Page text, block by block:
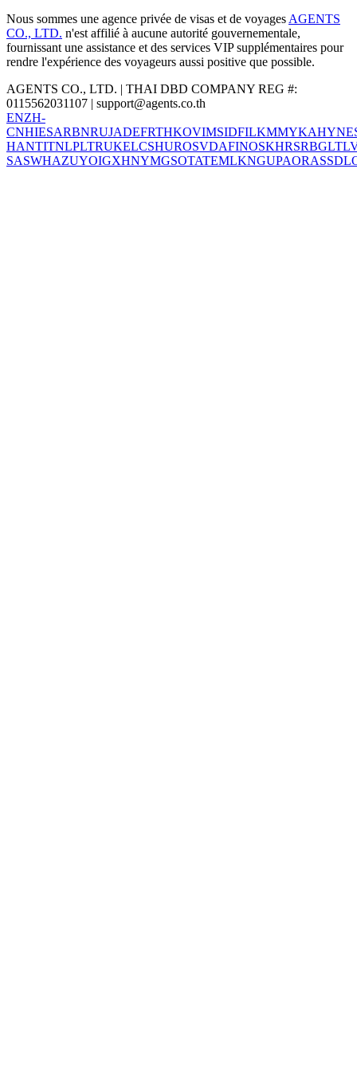
Nous sommes une agence privée de visas et de voyages AGENTS
CO., LTD. n'est affilié à aucune autorité gouvernementale,
fournissant une assistance et des services VIP supplémentaires pour
rendre l'expérience des voyageurs aussi positive que possible.
AGENTS CO., LTD. | THAI DBD COMPANY REG #:
0115562031107 | support@agents.co.th
ENZH-
CNHIESARBNRUJADEFRTHKOVIMSIDFILKMMYKAHYNE
HANTITNLPLTRUKELCSHUROSVDAFINOSKHRSRBGLT
SASWHAZUYOIGXHNYMGSOTATEMLKNGUPAORASSD